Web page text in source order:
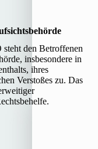
den Betroffenen
insbesondere in
ihres
Verstoßes zu. Das